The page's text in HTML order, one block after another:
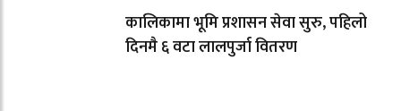
कालिकामा भूमि प्रशासन सेवा सुरु, पहिलो
दिनमै ६ वटा लालपुर्जा वितरण